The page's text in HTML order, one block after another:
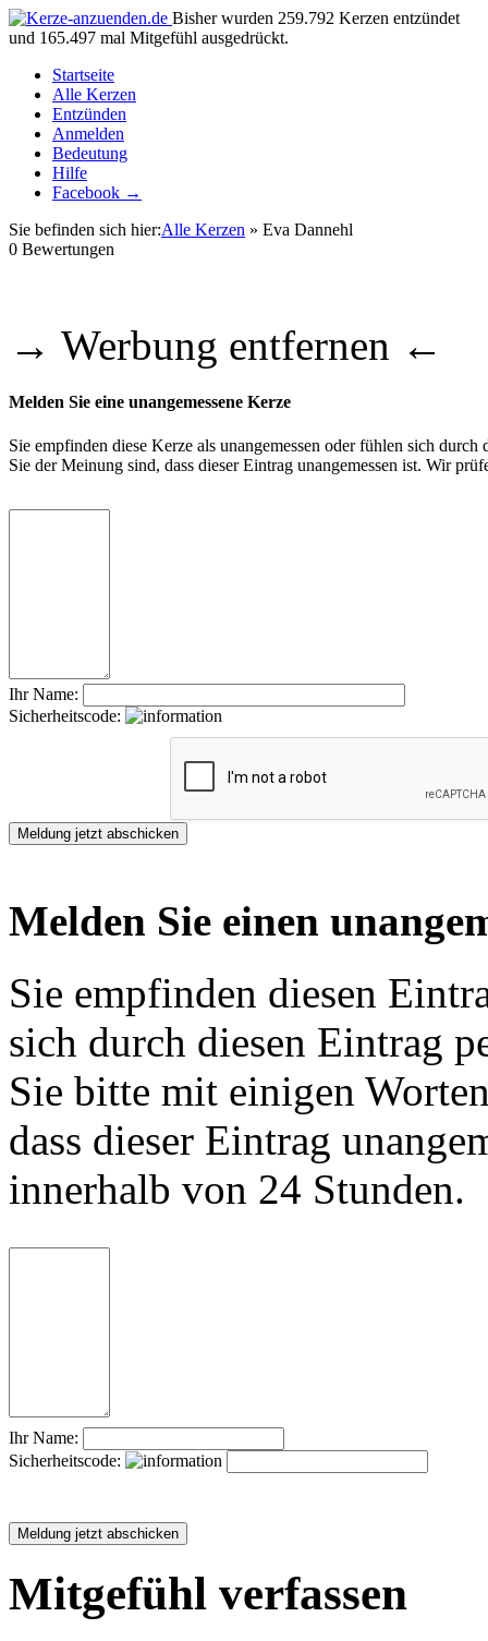
Bisher wurden 259.792 Kerzen entzündet
und 165.497 mal Mitgefühl ausgedrückt.
Startseite
Alle Kerzen
Entzünden
Anmelden
Bedeutung
Hilfe
Facebook →
Sie befinden sich hier:Alle Kerzen » Eva Dannehl
0 Bewertungen
→ Werbung entfernen ←
Melden Sie eine unangemessene Kerze
Sie empfinden diese Kerze als unangemessen oder fühlen sich
Sie der Meinung sind, dass dieser Eintrag unangemessen ist. Wir
Ihr Name:
Sicherheitscode:
Melden Sie einen
Sie empfinden diesen
sich durch diesen Eintrag
Sie bitte mit einigen
dass dieser Eintrag
innerhalb von 24 Stunden.
Ihr Name:
Sicherheitscode:
Mitgefühl verfassen